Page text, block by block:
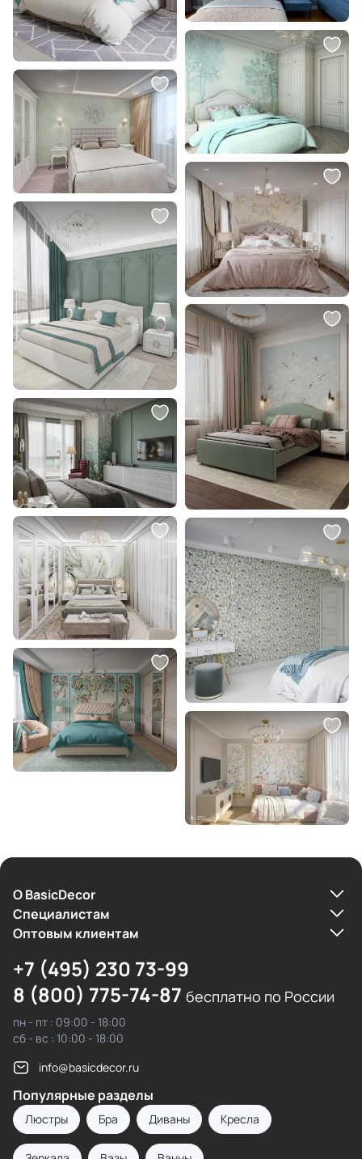
О BasicDecor
Cпециалистам
Оптовым клиентам
+7 (495) 230 73-99
8 (800) 775-74-87 бесплатно по России
пн - пт : 09:00 - 18:00
сб - вс : 10:00 - 18:00
info@basicdecor.ru
Популярные разделы
Люстры Бра Диваны Кресла